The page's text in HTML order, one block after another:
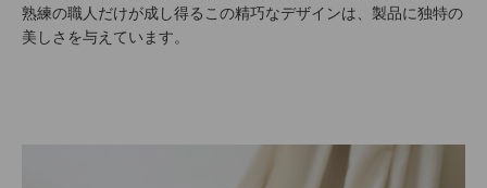
熟練の職人だけが成し得るこの精巧なデザインは、製品に独特の
美しさを与えています。